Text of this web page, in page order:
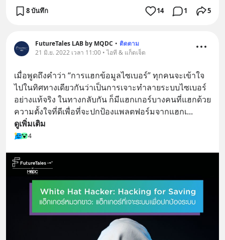
8 บันทึก 14 1 5
FutureTales LAB by MQDC • ติดตาม
21 มิ.ย. 2022 เวลา 11:00 • ไอที & แก็ดเจ็ต
เมื่อพูดถึงคำว่า “การแฮกข้อมูลไซเบอร์” ทุกคนจะเข้าใจ
ไปในทิศทางเดียวกันว่าเป็นการเจาะทำลายระบบไซเบอร์
อย่างแท้จริง ในทางกลับกัน ก็มีแฮกเกอร์บางคนที่แฮกด้วย
ความตั้งใจที่ดีเพื่อที่จะปกป้องแพลตฟอร์มจากแฮกเ...
ดูเพิ่มเติม
4